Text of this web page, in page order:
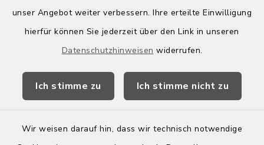
unser Angebot weiter verbessern. Ihre erteilte Einwilligung
hierfür können Sie jederzeit über den Link in unseren
Datenschutzhinweisen widerrufen.
Ich stimme zu Ich stimme nicht zu
Wir weisen darauf hin, dass wir technisch notwendige
Kreis Bergstraße
Wirtschaftsregion Bergstraße